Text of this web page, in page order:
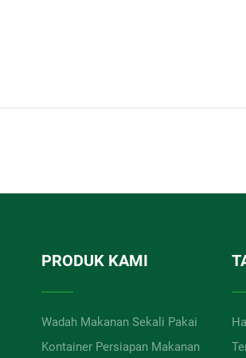
PRODUK KAMI
Wadah Makanan Sekali Pakai
Kontainer Persiapan Makanan